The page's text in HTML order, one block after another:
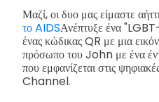
Μαζί, οι δυο μας είμαστε
το AIDSΑνέπτυξε ένα
ένας κώδικας QR με μια
πρόσωπο του John με ένα
που εμφανίζεται στις
Channel.